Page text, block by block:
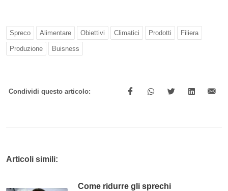
Spreco Alimentare Obiettivi Climatici Prodotti Filiera
Produzione Buisness
Condividi questo articolo:
Articoli simili:
Come ridurre gli sprechi